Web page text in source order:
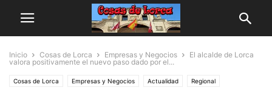
Inicio Cosas de Lorca Empresas y Negocios
El alcalde de Lorca
valora positivamente el nuevo paso dado por el...
Cosas de Lorca Empresas y Negocios Actualidad Regional